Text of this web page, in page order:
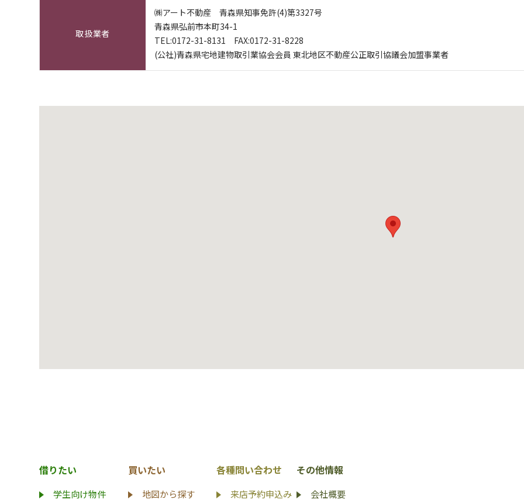
取扱業者
㈱アート不動産 青森県知事免許(4)第3327号
青森県弘前市本町34-1
TEL:0172-31-8131 FAX:0172-31-8228
(公社)青森県宅地建物取引業協会会員 東北地区不動産公正取引協議会加盟事業者
借りたい
学生向け物件
買いたい
地図から探す
各種問い合わせ
来店予約申込み
その他情報
会社概要